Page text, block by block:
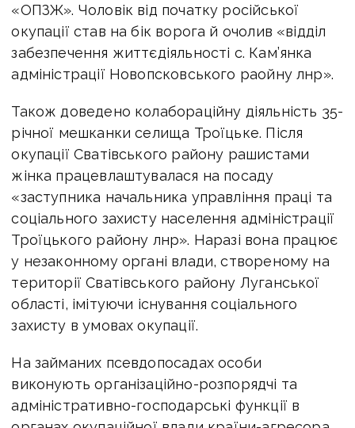
«ОПЗЖ». Чоловік від початку російської
окупації став на бік ворога й очолив «відділ
забезпечення життєдіяльності с. Кам’янка
адміністрації Новопсковського раойну лнр».
Також доведено колабораційну діяльність 35-
річної мешканки селища Троїцьке. Після
окупації Сватівського району рашистами
жінка працевлаштувалася на посаду
«заступника начальника управління праці та
соціального захисту населення адміністрації
Троїцького району лнр». Наразі вона працює
у незаконному органі влади, створеному на
території Сватівського району Луганської
області, імітуючи існування соціального
захисту в умовах окупації.
На займаних псевдопосадах особи
виконують організаційно-розпорядчі та
адміністративно-господарські функції в